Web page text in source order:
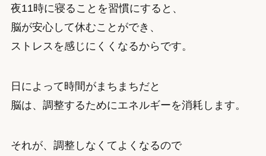
夜11時に寝ることを習慣にすると、
脳が安心して休むことができ、
ストレスを感じにくくなるからです。
日によって時間がまちまちだと
脳は、調整するためにエネルギーを消耗します。
それが、調整しなくてよくなるので